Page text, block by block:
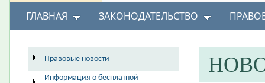
ГЛАВНАЯ ЗАКОНОДАТЕЛЬСТВО
Правовые новости
Информация о бесплатной